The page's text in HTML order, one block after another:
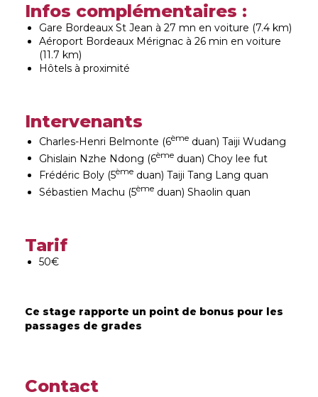
Infos complémentaires :
Gare Bordeaux St Jean à 27 mn en voiture (7.4 km)
Aéroport Bordeaux Mérignac à 26 min en voiture
(11.7 km)
Hôtels à proximité
Intervenants
Charles-Henri Belmonte (6ème duan) Taiji Wudang
Ghislain Nzhe Ndong (6ème duan) Choy lee fut
Frédéric Boly (5ème duan) Taiji Tang Lang quan
Sébastien Machu (5ème duan) Shaolin quan
Tarif
50€
Ce stage rapporte un point de bonus pour les
passages de grades
Contact